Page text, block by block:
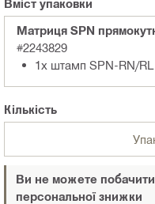
Матриця SPN
#2243829
1x штамп SPN-RN/RL
Кількість
Ви не можете побачити
персональної знижки